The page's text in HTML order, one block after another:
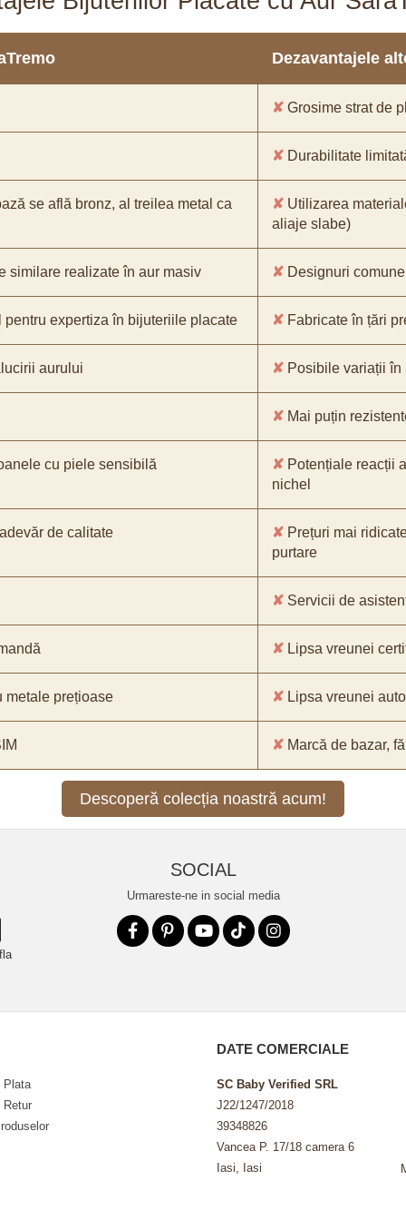
Dezavantajele
✘ Grosime strat de
✘ Durabilitate
se află bronz, al treilea metal ca ✘ Utilizarea
aliaje slabe)
similare realizate în aur masiv ✘ Designuri
expertiza în bijuteriile placate ✘ Fabricate în țări
aurului ✘ Posibile variații
✘ Mai puțin
cu piele sensibilă ✘ Potențiale reacții
nichel
de calitate ✘ Prețuri mai
purtare
✘ Servicii de
✘ Lipsa vreunei
metale prețioase ✘ Lipsa vreunei
✘ Marcă de bazar,
Descoperă colecția noastră acum!
SOCIAL
Urmareste-ne in social media
Plata
Retur
DATE COMERCIALE
SC Baby Verified SRL
J22/1247/2018
39348826
Vancea P. 17/18 camera 6
Iasi, Iasi